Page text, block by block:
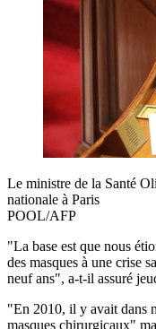
Le ministre de la Santé
nationale à Paris
POOL/AFP
"La base est que nous
des masques à une crise
neuf ans", a-t-il assuré
"En 2010, il y avait dans
masques chirurgicaux"